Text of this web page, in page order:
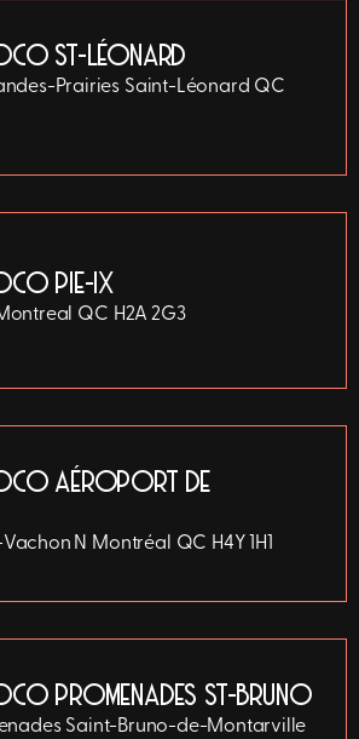
ST-LÉONARD
Prairies Saint-Léonard QC
PIE-IX
QC H2A 2G3
AÉROPORT DE
N Montréal QC H4Y 1H1
PROMENADES ST-BRUNO
Saint-Bruno-de-Montarville